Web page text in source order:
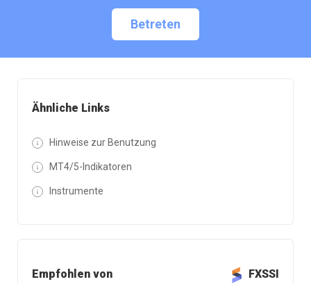
Ähnliche Links
Hinweise zur Benutzung
MT4/5-Indikatoren
Instrumente
Empfohlen von FXSSI
Betreten